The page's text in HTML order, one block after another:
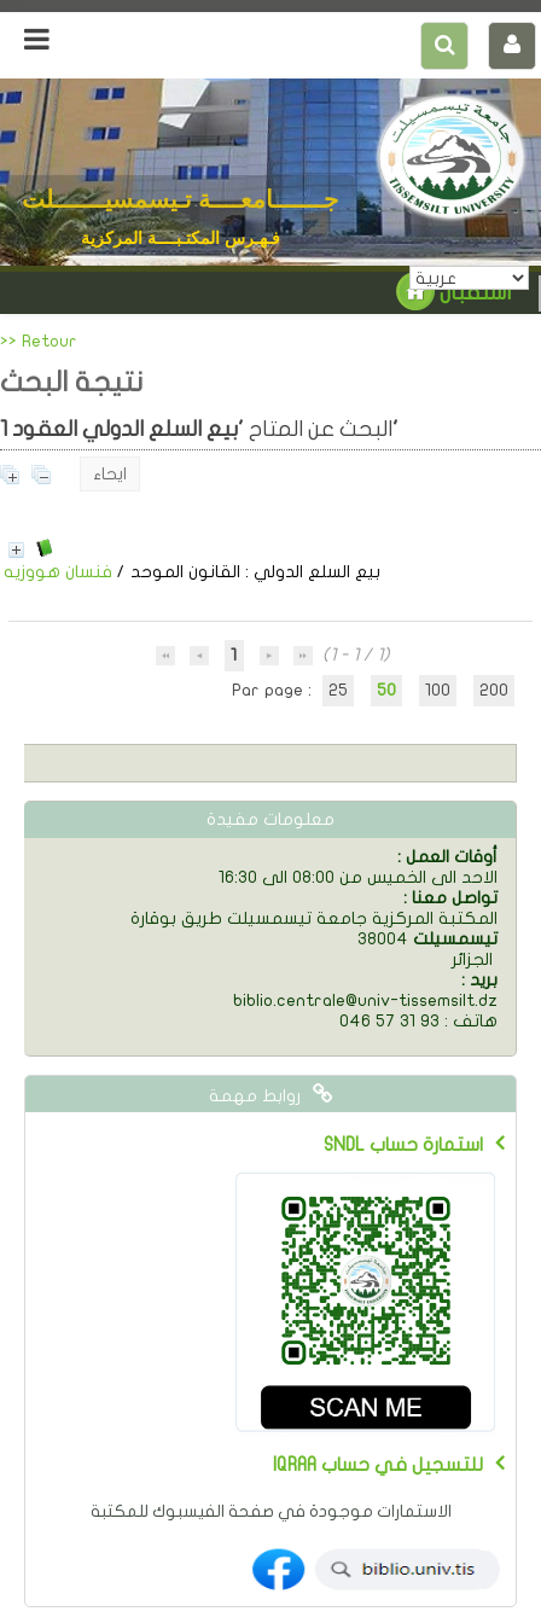
جـــــــامعــــة تـيسمسيـــــــلت
فـهـرس المكتـبــــة المركزية
استقبال
>> Retour
نتيجة البحث
1 البحث عن المتاح 'بيع السلع الدولي العقود'
ايحاء
بيع السلع الدولي : القانون الموحد / فنسان هووزيه
1
(1 - 1 / 1)
Par page :
25 50 100 200
معلومات مفيدة
: أوقات العمل
الاحد الى الخميس من 08:00 الى 16:30
: تواصل معنا
المكتبة المركزية جامعة تيسمسيلت طريق بوقارة
38004 تيسمسيلت
: بريد
biblio.centrale@univ-tissemsilt.dz
046 57 31 93 : هاتف
روابط مهمة
SNDL استمارة حساب
IQRAA للتسجيل في حساب
الاستمارات موجودة في صفحة الفيسبوك للمكتبة